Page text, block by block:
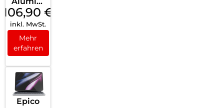
um
Keyboar
d Case
iPad
Gen.)
Grau
106,90 €
inkl. MwSt.
Mehr
erfahren
Epico